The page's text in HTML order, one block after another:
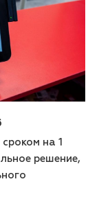
на 1
решение,